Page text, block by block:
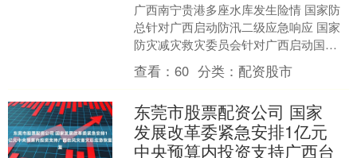
广西南宁贵港多座水库发生险情 国家防
总针对广西启动防汛二级应急响应 国家
防灾减灾救灾委员会针对广西启动国家
救灾四级应急响应 国家防办、应急管理
部持续调度应急处置....
查看：60 分类：配资股市
东莞市股票配资公司 国家
发展改革委紧急安排1亿元
中央预算内投资支持广西台